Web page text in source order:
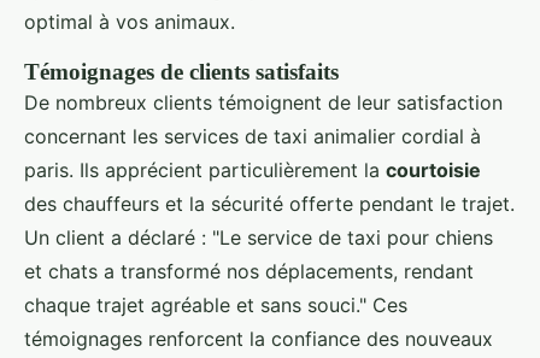
optimal à vos animaux.
Témoignages de clients satisfaits
De nombreux clients témoignent de leur satisfaction
concernant les services de taxi animalier cordial à
paris. Ils apprécient particulièrement la courtoisie
des chauffeurs et la sécurité offerte pendant le trajet.
Un client a déclaré : "Le service de taxi pour chiens
et chats a transformé nos déplacements, rendant
chaque trajet agréable et sans souci." Ces
témoignages renforcent la confiance des nouveaux